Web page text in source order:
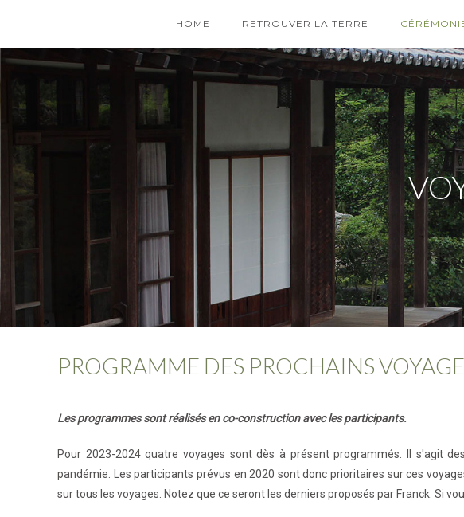
HOME RETROUVER LA TERRE
PROGRAMME DES PROCHAINS
Les programmes sont réalisés en co-construction avec les participants.
Pour 2023-2024 quatre voyages sont dès à présent programmés. Il s'agit
pandémie. Les participants prévus en 2020 sont donc prioritaires sur ces
sur tous les voyages. Notez que ce seront les derniers proposés par Franck. Si